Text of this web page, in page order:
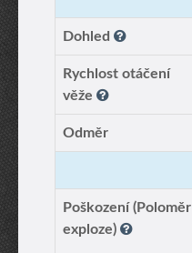
Dohled
Rychlost otáčení
věže
Odměr
Poškození (Poloměr
exploze)